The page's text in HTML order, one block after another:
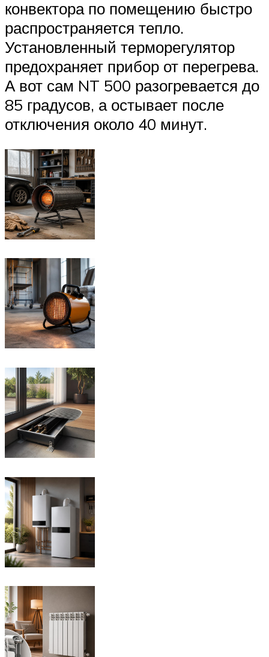
конвектора по помещению быстро
распространяется тепло.
Установленный терморегулятор
предохраняет прибор от перегрева.
А вот сам NT 500 разогревается до
85 градусов, а остывает после
отключения около 40 минут.